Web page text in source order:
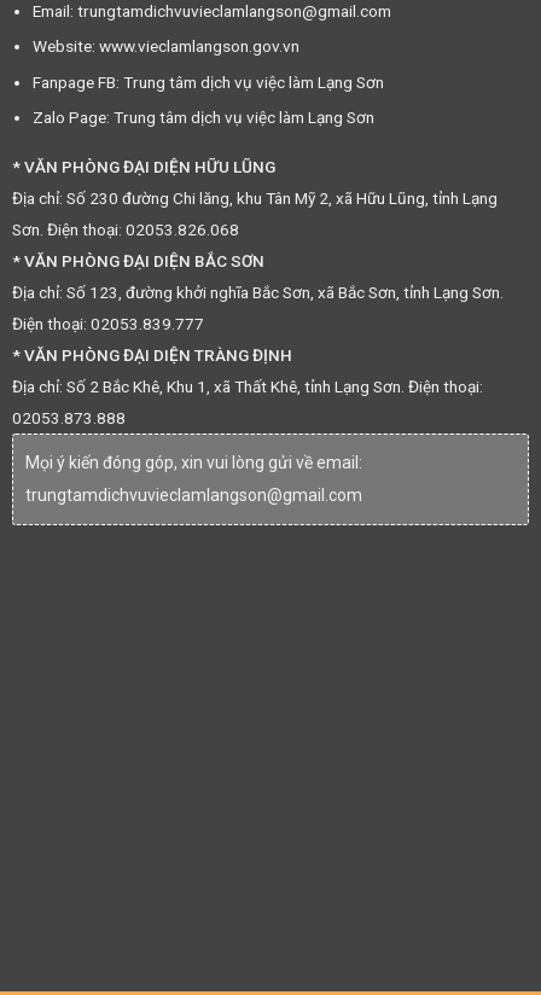
Email: trungtamdichvuvieclamlangson@gmail.com
Website: www.vieclamlangson.gov.vn
Fanpage FB: Trung tâm dịch vụ việc làm Lạng Sơn
Zalo Page: Trung tâm dịch vụ việc làm Lạng Sơn
* VĂN PHÒNG ĐẠI DIỆN HỮU LŨNG
Địa chỉ: Số 230 đường Chi lăng, khu Tân Mỹ 2, xã Hữu Lũng, tỉnh Lạng
Sơn. Điện thoại: 02053.826.068
* VĂN PHÒNG ĐẠI DIỆN BẮC SƠN
Địa chỉ: Số 123, đường khởi nghĩa Bắc Sơn, xã Bắc Sơn, tỉnh Lạng Sơn.
Điện thoại: 02053.839.777
* VĂN PHÒNG ĐẠI DIỆN TRÀNG ĐỊNH
Địa chỉ: Số 2 Bắc Khê, Khu 1, xã Thất Khê, tỉnh Lạng Sơn. Điện thoại:
02053.873.888
Mọi ý kiến đóng góp, xin vui lòng gửi về email:
trungtamdichvuvieclamlangson@gmail.com